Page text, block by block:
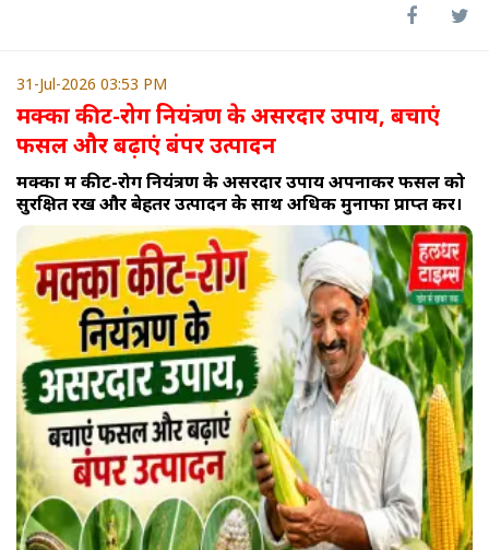
31-Jul-2026 03:53 PM
मक्का कीट-रोग नियंत्रण के असरदार उपाय, बचाएं
फसल और बढ़ाएं बंपर उत्पादन
मक्का में कीट-रोग नियंत्रण के असरदार उपाय अपनाकर फसल को
सुरक्षित रखें और बेहतर उत्पादन के साथ अधिक मुनाफा प्राप्त करें।